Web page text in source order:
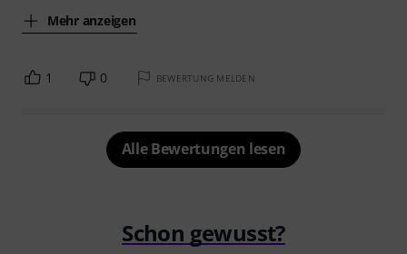
Mehr anzeigen
1 0 BEWERTUNG MELDEN
Alle Bewertungen lesen
Schon gewusst?